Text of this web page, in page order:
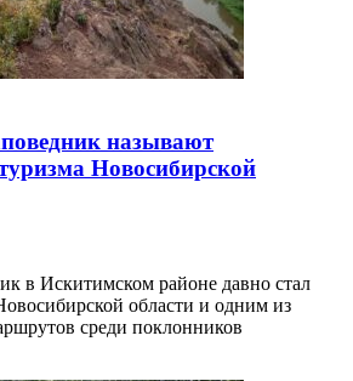
называют
Новосибирской
в Искитимском районе давно стал
области и одним из
среди поклонников